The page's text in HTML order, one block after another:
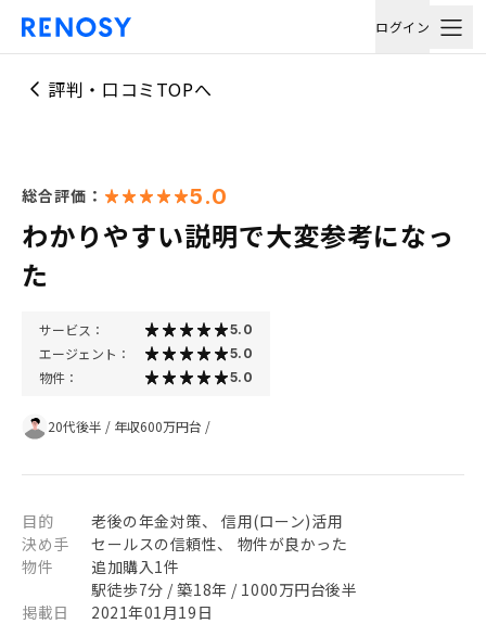
ログイン
評判・口コミTOPへ
総合評価： 5.0
わかりやすい説明で大変参考になっ
た
サービス： 5.0
エージェント： 5.0
物件： 5.0
20代後半 / 年収600万円台 /
目的
老後の年金対策、 信用(ローン)活用
決め手
セールスの信頼性、 物件が良かった
物件
追加購入1件
駅徒歩7分 / 築18年 / 1000万円台後半
掲載日
2021年01月19日